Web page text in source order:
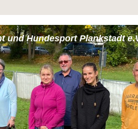
und Hundesport Plankstadt